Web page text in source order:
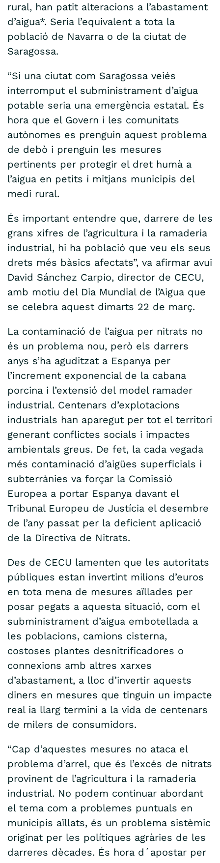
rural, han patit alteracions a l’abastament
d’aigua*. Seria l’equivalent a tota la
població de Navarra o de la ciutat de
Saragossa.
“Si una ciutat com Saragossa veiés
interromput el subministrament d’aigua
potable seria una emergència estatal. És
hora que el Govern i les comunitats
autònomes es prenguin aquest problema
de debò i prenguin les mesures
pertinents per protegir el dret humà a
l’aigua en petits i mitjans municipis del
medi rural.
És important entendre que, darrere de les
grans xifres de l’agricultura i la ramaderia
industrial, hi ha població que veu els seus
drets més bàsics afectats”, va afirmar avui
David Sánchez Carpio, director de CECU,
amb motiu del Dia Mundial de l’Aigua que
se celebra aquest dimarts 22 de març.
La contaminació de l’aigua per nitrats no
és un problema nou, però els darrers
anys s’ha aguditzat a Espanya per
l’increment exponencial de la cabana
porcina i l’extensió del model ramader
industrial. Centenars d’explotacions
industrials han aparegut per tot el territori
generant conflictes socials i impactes
ambientals greus. De fet, la cada vegada
més contaminació d’aigües superficials i
subterrànies va forçar la Comissió
Europea a portar Espanya davant el
Tribunal Europeu de Justícia el desembre
de l’any passat per la deficient aplicació
de la Directiva de Nitrats.
Des de CECU lamenten que les autoritats
públiques estan invertint milions d’euros
en tota mena de mesures aïllades per
posar pegats a aquesta situació, com el
subministrament d’aigua embotellada a
les poblacions, camions cisterna,
costoses plantes desnitrificadores o
connexions amb altres xarxes
d’abastament, a lloc d’invertir aquests
diners en mesures que tinguin un impacte
real ia llarg termini a la vida de centenars
de milers de consumidors.
“Cap d’aquestes mesures no ataca el
problema d’arrel, que és l’excés de nitrats
provinent de l’agricultura i la ramaderia
industrial. No podem continuar abordant
el tema com a problemes puntuals en
municipis aïllats, és un problema sistèmic
originat per les polítiques agràries de les
darreres dècades. És hora d´apostar per